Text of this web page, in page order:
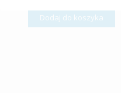
Dodaj do koszyka